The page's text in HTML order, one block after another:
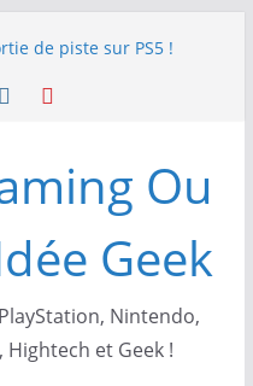
Turtle Beach X
de piste sur PS5 !
des courses arcade
Ou
Geek
Nintendo,
Hightech et Geek !